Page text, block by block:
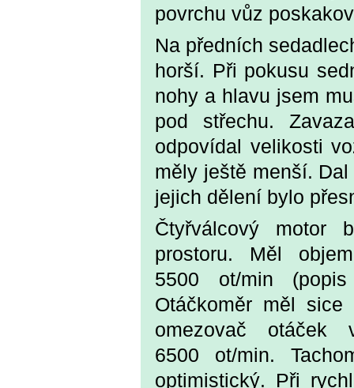
povrchu vůz
Na předních
horší. Při pokusu
nohy a hlavu jsem
pod střechu.
odpovídal velikosti
měly ještě menší.
jejich dělení bylo
Čtyřválcový motor
prostoru. Měl
5500 ot/min
Otáčkoměr měl
omezovač otáček
6500 ot/min.
optimistický. Při